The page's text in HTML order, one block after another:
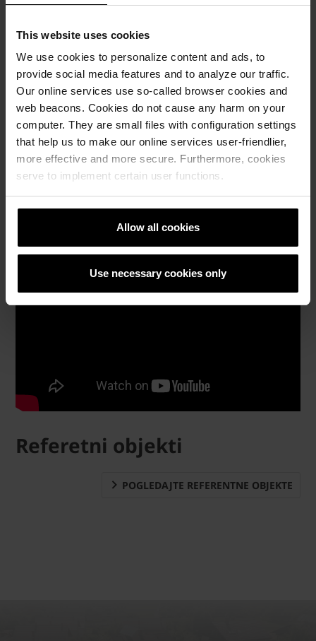
This website uses cookies
We use cookies to personalize content and ads, to
provide social media features and to analyze our traffic.
Our online services use so-called browser cookies and
web beacons. Cookies do not cause any harm on your
computer. They are small files with configuration settings
that help us to make our online services user-friendlier,
more effective and more secure. Furthermore, cookies
serve to implement certain user functions.
Allow all cookies
Use necessary cookies only
crijepa
How to
video
sadržaj
Katalozi,
brošure i
tehnička
dokumentacija
Referetni objekti
POGLEDAJTE REFERENTNE OBJEKTE